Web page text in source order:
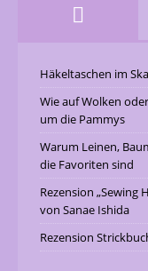
Häkeltaschen im
Wie auf Wolken
um die Pammys
Warum Leinen,
die Favoriten sind
Rezension „Sewing
von Sanae Ishida
Rezension